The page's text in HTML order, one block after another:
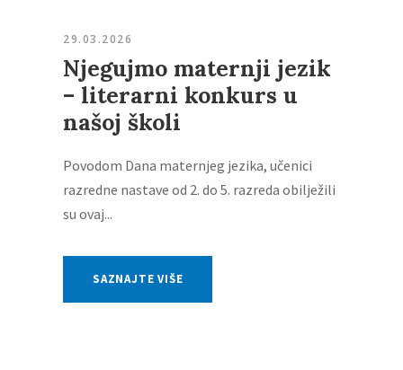
29.03.2026
Njegujmo maternji jezik
– literarni konkurs u
našoj školi
Povodom Dana maternjeg jezika, učenici
razredne nastave od 2. do 5. razreda obilježili
su ovaj...
SAZNAJTE VIŠE